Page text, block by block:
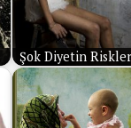
Şok Diyetin